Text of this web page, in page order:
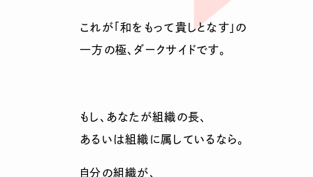
これが「和をもって貴しとなす」の
一方の極、ダークサイドです。
もし、あなたが組織の長、
あるいは組織に属しているなら。
自分の組織が、